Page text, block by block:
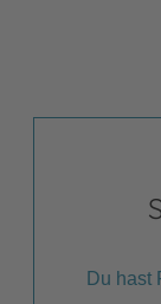
Du hast